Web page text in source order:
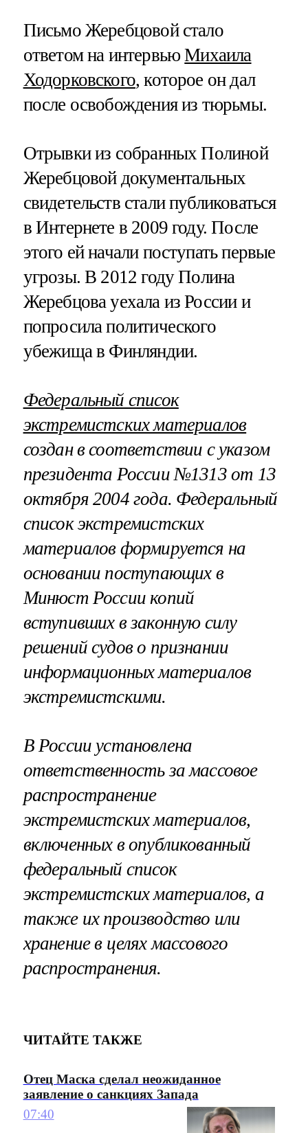
Письмо Жеребцовой стало
ответом на интервьюМихаила
Ходорковского, которое он дал
после освобождения из тюрьмы.
Отрывки из собранных Полиной
Жеребцовой документальных
свидетельств стали публиковаться
в Интернете в 2009 году. После
этого ей начали поступать первые
угрозы. В 2012 году Полина
Жеребцова уехала из России и
попросила политического
убежища в Финляндии.
Федеральный список
экстремистских материалов
создан в соответствии с указом
президента России №1313 от 13
октября 2004 года. Федеральный
список экстремистских
материалов формируется на
основании поступающих в
Минюст России копий
вступивших в законную силу
решений судов о признании
информационных материалов
экстремистскими.
В России установлена
ответственность за массовое
распространение
экстремистских материалов,
включенных в опубликованный
федеральный список
экстремистских материалов, а
также их производство или
хранение в целях массового
распространения.
ЧИТАЙТЕ ТАКЖЕ
Отец Маска сделал неожиданное
заявление о санкциях Запада
07:40